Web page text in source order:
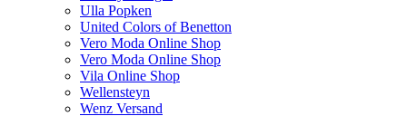
Ulla Popken
United Colors of Benetton
Vero Moda Online Shop
Vero Moda Online Shop
Vila Online Shop
Wellensteyn
Wenz Versand